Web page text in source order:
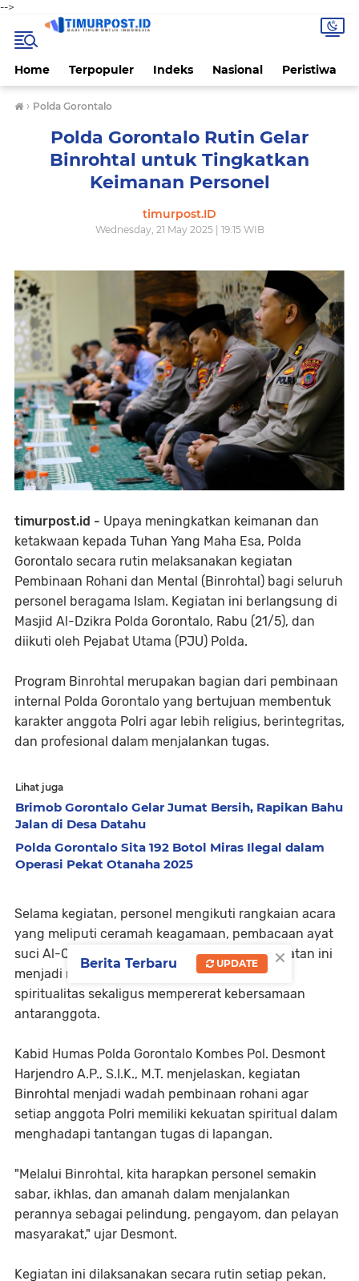
-->
Home Terpopuler Indeks Nasional Peristiwa
› Polda Gorontalo
Polda Gorontalo Rutin Gelar
Binrohtal untuk Tingkatkan
Keimanan Personel
timurpost.ID
Wednesday, 21 May 2025 | 19:15 WIB
timurpost.id - Upaya meningkatkan keimanan dan
ketakwaan kepada Tuhan Yang Maha Esa, Polda
Gorontalo secara rutin melaksanakan kegiatan
Pembinaan Rohani dan Mental (Binrohtal) bagi seluruh
personel beragama Islam. Kegiatan ini berlangsung di
Masjid Al-Dzikra Polda Gorontalo, Rabu (21/5), dan
diikuti oleh Pejabat Utama (PJU) Polda.
Program Binrohtal merupakan bagian dari pembinaan
internal Polda Gorontalo yang bertujuan membentuk
karakter anggota Polri agar lebih religius, berintegritas,
dan profesional dalam menjalankan tugas.
Lihat juga
Brimob Gorontalo Gelar Jumat Bersih, Rapikan Bahu
Jalan di Desa Datahu
Polda Gorontalo Sita 192 Botol Miras Ilegal dalam
Operasi Pekat Otanaha 2025
Selama kegiatan, personel mengikuti rangkaian acara
yang meliputi ceramah keagamaan, pembacaan ayat
suci Al-Qur’an, dan dzikir Asmaul Husna. Kegiatan ini
menjadi momen reflektif untuk memperkuat
spiritualitas sekaligus mempererat kebersamaan
antaranggota.
Kabid Humas Polda Gorontalo Kombes Pol. Desmont
Harjendro A.P., S.I.K., M.T. menjelaskan, kegiatan
Binrohtal menjadi wadah pembinaan rohani agar
setiap anggota Polri memiliki kekuatan spiritual dalam
menghadapi tantangan tugas di lapangan.
"Melalui Binrohtal, kita harapkan personel semakin
sabar, ikhlas, dan amanah dalam menjalankan
perannya sebagai pelindung, pengayom, dan pelayan
masyarakat," ujar Desmont.
Kegiatan ini dilaksanakan secara rutin setiap pekan,
×
Berita Terbaru UPDATE